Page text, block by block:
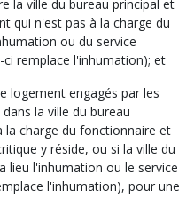
la ville du bureau principal et
qui n'est pas à la charge du
ou du service
remplace l'inhumation); et
logement engagés par les
la ville du bureau
la charge du fonctionnaire et
y réside, ou si la ville du
lieu l'inhumation ou le service
l'inhumation), pour une